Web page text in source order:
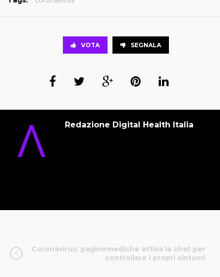
VOTA SEGNALA
Redazione Digital Health Italia
Coronavirus: paginemediche attiva la chat per
controllare i propri sintomi